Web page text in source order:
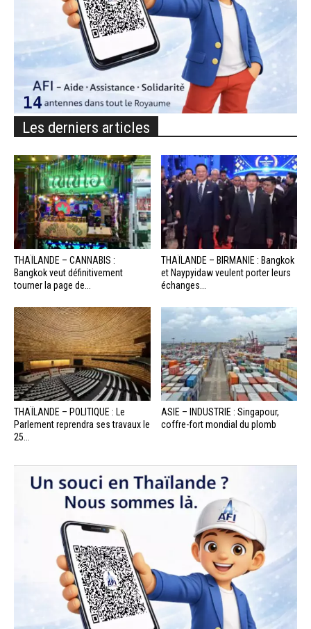
Les derniers articles
THAÏLANDE – CANNABIS :
Bangkok veut définitivement
tourner la page de...
THAÏLANDE – BIRMANIE : Bangkok
et Naypyidaw veulent porter leurs
échanges...
THAÏLANDE – POLITIQUE : Le
Parlement reprendra ses travaux le
25...
ASIE – INDUSTRIE : Singapour,
coffre-fort mondial du plomb